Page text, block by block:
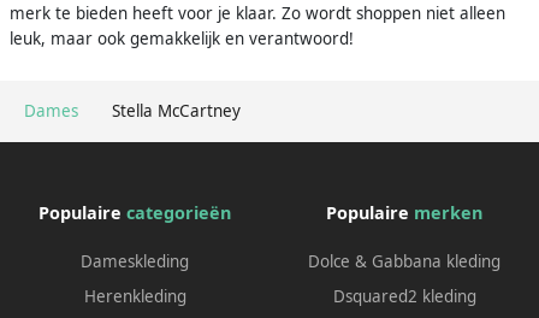
Dames Stella McCartney
merk te bieden heeft voor je klaar. Zo wordt shoppen niet alleen
leuk, maar ook gemakkelijk en verantwoord!
Populaire categorieën
Dameskleding
Herenkleding
Populaire merken
Dolce & Gabbana kleding
Dsquared2 kleding